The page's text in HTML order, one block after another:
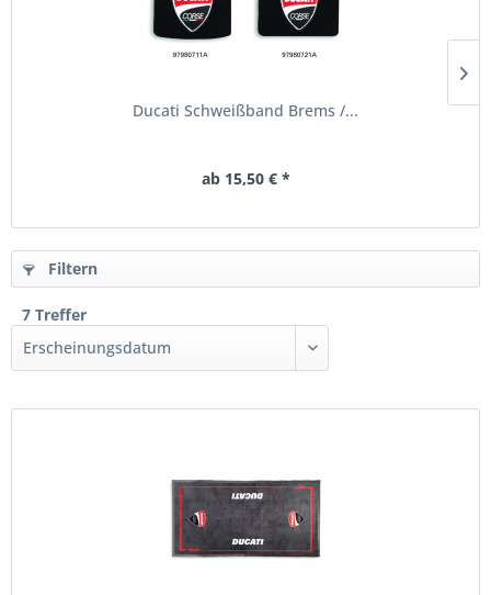
Ducati Schweißband Brems /...
ab 15,50 € *
Filtern
7 Treffer